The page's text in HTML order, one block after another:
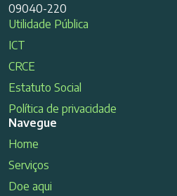
09040-220
Utilidade Pública
ICT
CRCE
Estatuto Social
Política de privacidade
Navegue
Home
Serviços
Doe aqui